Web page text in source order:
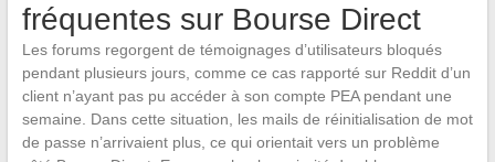
fréquentes sur Bourse Direct
Les forums regorgent de témoignages d’utilisateurs bloqués
pendant plusieurs jours, comme ce cas rapporté sur Reddit d’un
client n’ayant pas pu accéder à son compte PEA pendant une
semaine. Dans cette situation, les mails de réinitialisation de mot
de passe n’arrivaient plus, ce qui orientait vers un problème